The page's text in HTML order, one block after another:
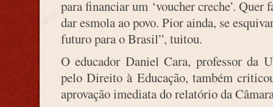
para financiar um ‘voucher creche’.
dar esmola ao povo. Pior ainda, se
futuro para o Brasil”, tuitou.
O educador Daniel Cara, professor da
pelo Direito à Educação, também
aprovação imediata do relatório da